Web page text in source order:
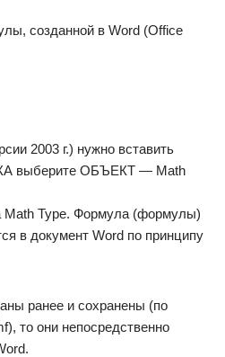
созданной в Word (Office
2003 г.) нужно вставить
выберите ОБЪЕКТ — Math
Math Type. Формула (формулы)
в документ Word по принципу
ранее и сохранены (по
то они непосредственно